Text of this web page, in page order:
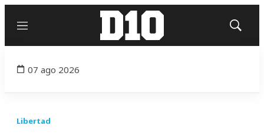
Menú
Mostrar
07 ago 2026
Libertad